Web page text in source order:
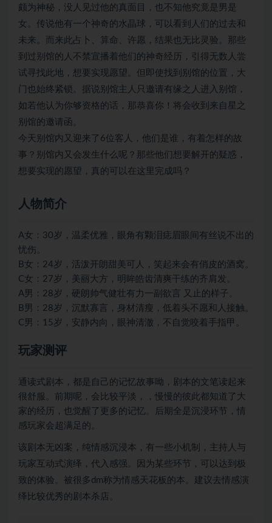
颇为神秘，没人见过他的真面目，也不知他究竟是男是
女。传说他有一个神奇的水晶球，可以看到人们的过去和
未来。而来此占卜、算命、许愿，结果也无比灵验。那些
到过别馆的人不禁宣播着他们的神奇经历，引得无数人尝
试寻找此地，想要实现愿望。但即使找到别馆的位置，大
门也始终紧锁。据说别馆主人只邀请有缘之人进入别馆，
如若他认为你够资格的话，那恭喜你！将会收到来自星之
别馆的邀请函。
今天别馆内又迎来了6位客人，他们是谁，有着怎样的故
事？别馆内又会发生什么呢？那些他们想要解开的疑惑，
想要实现的愿望，真的可以在这里完成吗？
人物简介
A女：30岁，温柔优雅，眼角有颗泪痣眉眼间有丝说不出的
忧伤。
B女：24岁，活泼开朗甜美可人，笑起来会有俏皮的酒窝。
C女：27岁，美丽大方，明眸皓齿清爽干练的齐肩发。
A男：28岁，硬朗帅气健壮有力一副欲言 又止的样子。
B男：28岁，沉默寡言，身材清瘦，低着头不愿和人接触。
C男：15岁，安静内向，眼神清澈，不自觉咬着手指甲。
玩家测评
通读式剧本，都是自己的记忆故事呦，剧本的文笔读起来
很舒服。前期呢，会比较平淡，，慢慢的彼此都知道了大
家的经历，也觉醒了更多的记忆。后期全是沉浸环节，情
感玩家会超满足的。
该剧本无凶案，纯情感沉浸本，有一些小机制，主持人与
玩家互动式演绎，代入感强。因为某些环节，可以达到极
致的体验。被很多dm称为情感天花板的本。建议去情感演
绎比较优秀的剧本杀店。